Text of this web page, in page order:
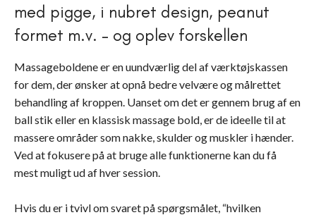
med pigge, i nubret design, peanut
formet m.v. – og oplev forskellen
Massageboldene er en uundværlig del af værktøjskassen
for dem, der ønsker at opnå bedre velvære og målrettet
behandling af kroppen. Uanset om det er gennem brug af en
ball stik eller en klassisk massage bold, er de ideelle til at
massere områder som nakke, skulder og muskler i hænder.
Ved at fokusere på at bruge alle funktionerne kan du få
mest muligt ud af hver session.
Hvis du er i tvivl om svaret på spørgsmålet, “hvilken